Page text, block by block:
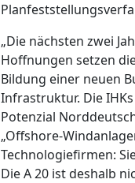
„Die nächsten zwei
Hoffnungen setzen
Bildung einer neuen
Infrastruktur. Die
Potenzial
„Offshore-
Technologiefirmen:
Die A 20 ist deshalb